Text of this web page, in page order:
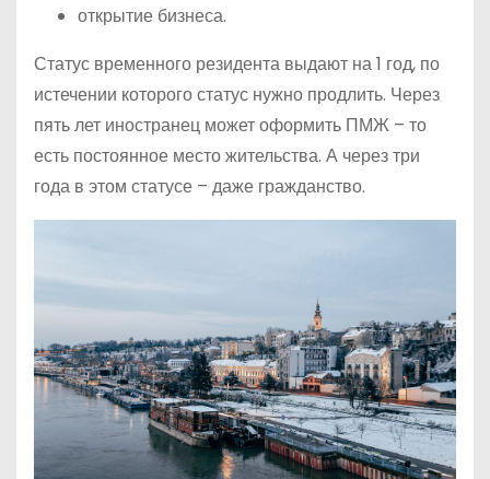
открытие бизнеса.
Статус временного резидента выдают на 1 год, по
истечении которого статус нужно продлить. Через
пять лет иностранец может оформить ПМЖ – то
есть постоянное место жительства. А через три
года в этом статусе – даже гражданство.